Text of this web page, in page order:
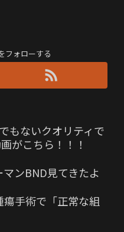
フォローする
もないクオリティで
がこちら！！！
マンBND見てきたよ
手術で「正常な組